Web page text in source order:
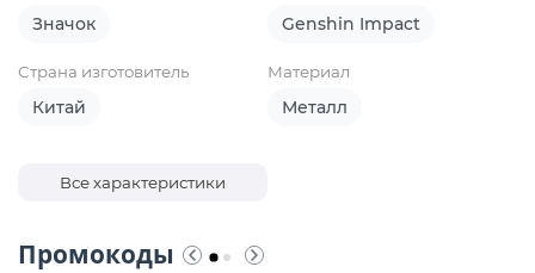
Значок Genshin Impact
Страна изготовитель
Китай
Материал
Металл
Все характеристики
Промокоды